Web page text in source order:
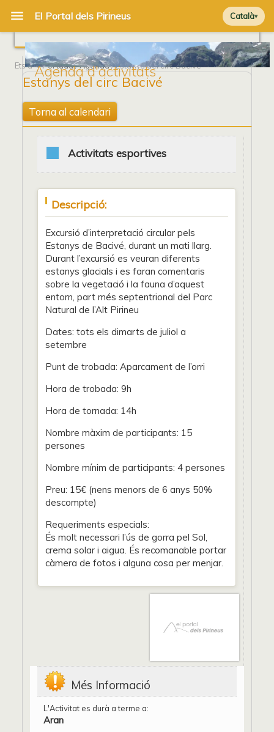
Català
Agenda d'activitats
Ets a Portada/Agenda/ Estanys del circ Bacivé
Estanys del circ Bacivé
Torna al calendari
Activitats esportives
Descripció:
Excursió d’interpretació circular pels
Estanys de Bacivé, durant un mati llarg.
Durant l’excursió es veuran diferents
estanys glacials i es faran comentaris
sobre la vegetació i la fauna d’aquest
entorn, part més septentrional del Parc
Natural de l’Alt Pirineu
Dates: tots els dimarts de juliol a
setembre
Punt de trobada: Aparcament de l’orri
Hora de trobada: 9h
Hora de tornada: 14h
Nombre màxim de participants: 15
persones
Nombre mínim de participants: 4 persones
Preu: 15€ (nens menors de 6 anys 50%
descompte)
Requeriments especials:
És molt necessari l’ús de gorra pel Sol,
crema solar i aigua. És recomanable portar
càmera de fotos i alguna cosa per menjar.
Més Informació
L'Activitat es durà a terme a:
Aran